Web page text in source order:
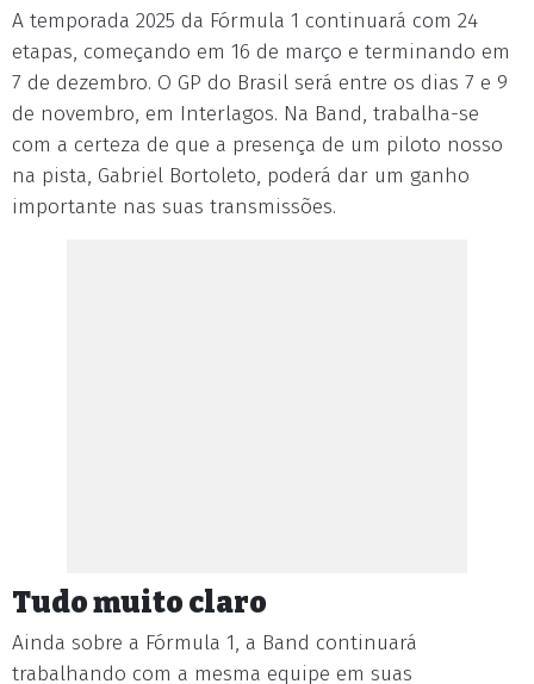
A temporada 2025 da Fórmula 1 continuará com 24
etapas, começando em 16 de março e terminando em
7 de dezembro. O GP do Brasil será entre os dias 7 e 9
de novembro, em Interlagos. Na Band, trabalha-se
com a certeza de que a presença de um piloto nosso
na pista, Gabriel Bortoleto, poderá dar um ganho
importante nas suas transmissões.
Tudo muito claro
Ainda sobre a Fórmula 1, a Band continuará
trabalhando com a mesma equipe em suas